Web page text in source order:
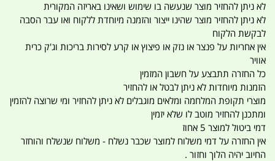
לא ניתן להחזיר מוצר שנעשה בו שימוש ושאינו באריזה המקורית
לא ניתן להחזיר מוצר שהינו ייצור והזמנה מיוחדת ללקוח ואו עבר הסבה
לבקשת הלקוח
אין אחריות על פנצר או נזק או פיצוץ או קרע לסירות בריכות וג'ק כרית
אוויר
כל החזרה תתבצע על חשבון המזמין
הזמנות מיוחדות לא ניתן לבטל או להחזיר
מוצרי תקופת המלחמה ומלאים מוגבלים לא ניתן להחזיר ומי שרוצה להזמין
ומתכנן להחזיר מוטב לו שלא יזמין
דמי ביטול למוצר 5 אחוז
אין החזרה על דמי משלוח למוצר שכבר נשלח - משלוח שנשלח והוחזר
החיוב יהיה הלוך וחזור .